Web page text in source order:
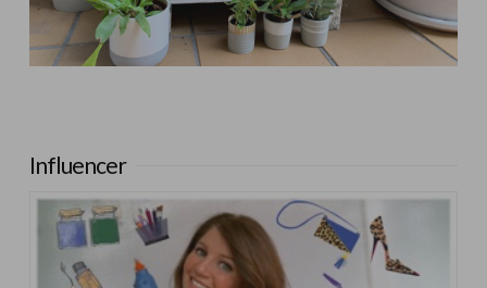
Influencer: Mimo de Mami
Influencer